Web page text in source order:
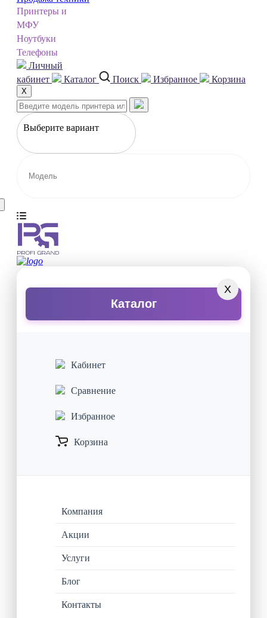
Принтеры и
МФУ
Ноутбуки
Телефоны
Личный
кабинет
Каталог Поиск Избранное Корзина
X
Выберите вариант
X
Каталог
Кабинет
Сравнение
Избранное
Корзина
Компания
Акции
Услуги
Блог
Контакты